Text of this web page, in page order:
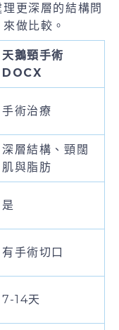
更深層的結構問
做比較。
天鵝頸手術
DOCX
手術治療
深層結構、頸闊
肌與脂肪
是
有手術切口
7-14天